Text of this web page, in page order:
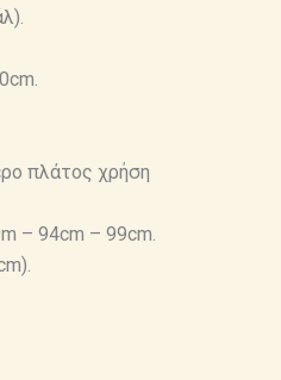
πλάτος χρήση
– 94cm – 99cm.